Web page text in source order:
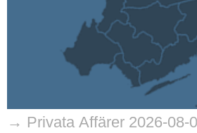
→ Privata Affärer 2026-08-